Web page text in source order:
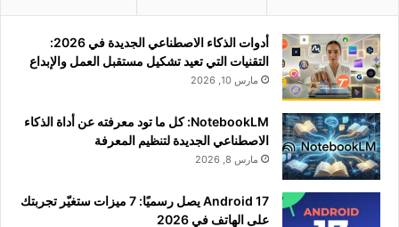
أدوات الذكاء الاصطناعي الجديدة في 2026:
التقنيات التي تعيد تشكيل مستقبل العمل والإبداع
مارس 10, 2026
NotebookLM: كل ما تود معرفته عن أداة الذكاء
الاصطناعي الجديدة لتنظيم المعرفة
مارس 8, 2026
Android 17 يصل رسميًا: 7 ميزات ستغيّر تجربتك
على الهاتف في 2026